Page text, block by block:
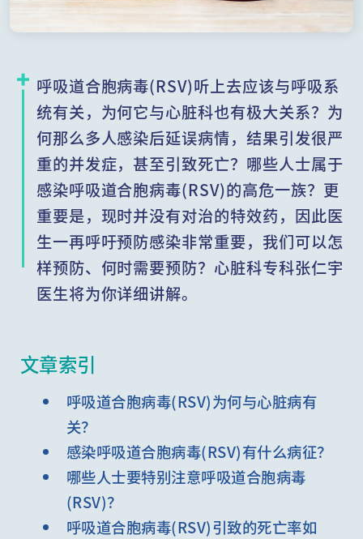
呼吸道合胞病毒(RSV)听上去应该与呼吸系
统有关，为何它与心脏科也有极大关系？为
何那么多人感染后延误病情，结果引发很严
重的并发症，甚至引致死亡？哪些人士属于
感染呼吸道合胞病毒(RSV)的高危一族？更
重要是，现时并没有对治的特效药，因此医
生一再呼吁预防感染非常重要，我们可以怎
样预防、何时需要预防？心脏科专科张仁宇
医生将为你详细讲解。
文章索引
呼吸道合胞病毒(RSV)为何与心脏病有
关？
感染呼吸道合胞病毒(RSV)有什么病征？
哪些人士要特别注意呼吸道合胞病毒
(RSV)？
呼吸道合胞病毒(RSV)引致的死亡率如